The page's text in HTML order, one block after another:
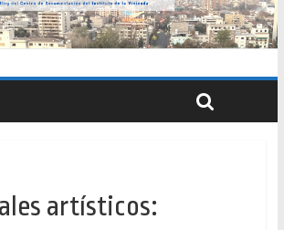
para una vivienda adecuada [2019]
de la Caja del Seguro Obrero en
emblemático [2014]
artísticos: